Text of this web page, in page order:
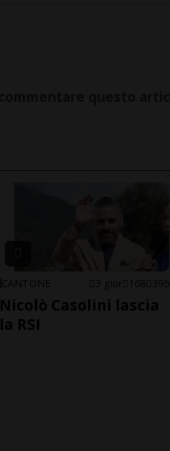
CANTONE 3 gior 168 395
Nicolò Casolini lascia
la RSI